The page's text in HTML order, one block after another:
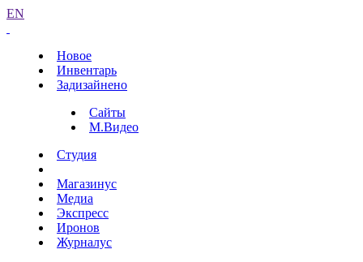
EN
Новое
Инвентарь
Задизайнено
Сайты
М.Видео
Студия
Магазинус
Медиа
Экспресс
Иронов
Журналус